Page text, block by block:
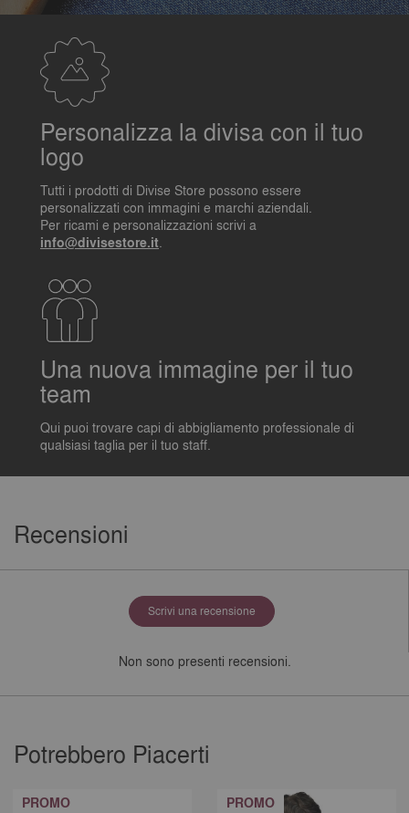
Personalizza la divisa con il tuo
logo
Tutti i prodotti di Divise Store possono essere
personalizzati con immagini e marchi aziendali.
Per ricami e personalizzazioni scrivi a
info@divisestore.it.
Una nuova immagine per il tuo
team
Qui puoi trovare capi di abbigliamento professionale di
qualsiasi taglia per il tuo staff.
Recensioni
Scrivi una recensione
Non sono presenti recensioni.
Potrebbero Piacerti
PROMO PROMO